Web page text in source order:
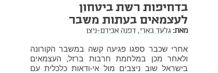
בדחיפות רשת ביטחון
לעצמאים בעתות משבר
מאת: גלעד בארי, דפנה אבירם-ניצן
אחרי שכבר ספגו פגיעה קשה במשבר הקורונה
ולאחר מכן במלחמת חרבות ברזל, העצמאים
בישראל שוב ניצבים מול אי-ודאות כלכלית עם